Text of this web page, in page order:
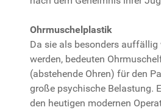
Ohrmuschelplastik
Da sie als besonders
werden, bedeuten
(abstehende Ohren) für den
große psychische Belastung.
den heutigen modernen